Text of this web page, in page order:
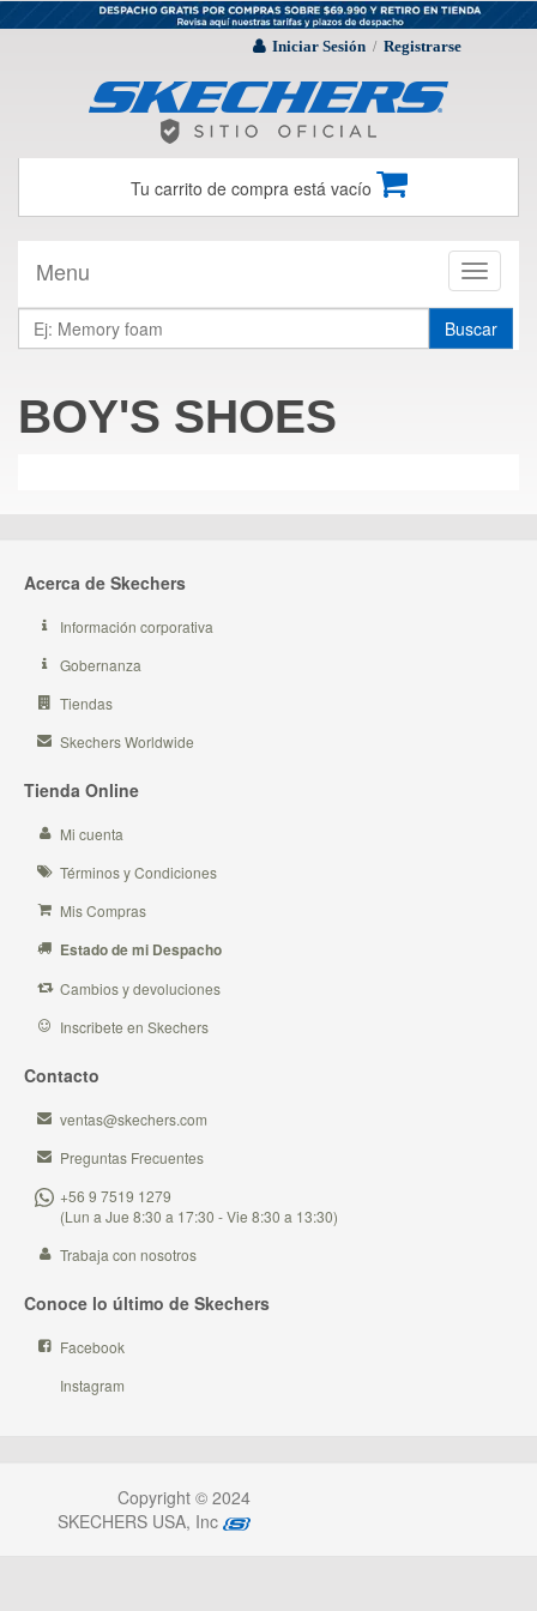
Iniciar Sesión / Registrarse
Tu carrito de compra está vacío
Toggle
Menu
Buscar
BOY'S SHOES
Acerca de Skechers
Información corporativa
Gobernanza
Tiendas
Skechers Worldwide
Tienda Online
Mi cuenta
Términos y Condiciones
Mis Compras
Estado de mi Despacho
Cambios y devoluciones
Inscribete en Skechers
Contacto
ventas@skechers.com
Preguntas Frecuentes
+56 9 7519 1279
(Lun a Jue 8:30 a 17:30 - Vie 8:30 a 13:30)
Trabaja con nosotros
Conoce lo último de Skechers
Facebook
Instagram
Copyright © 2024
SKECHERS USA, Inc